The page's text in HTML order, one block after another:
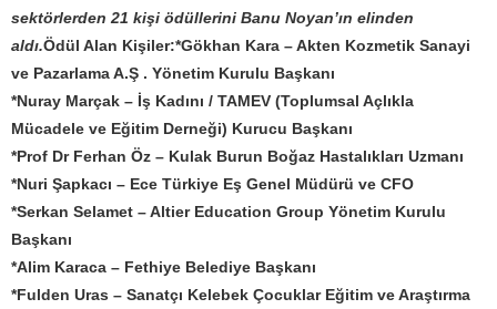
sektörlerden 21 kişi ödüllerini Banu Noyan’ın elinden
aldı.Ödül Alan Kişiler:*Gökhan Kara – Akten Kozmetik Sanayi
ve Pazarlama A.Ş . Yönetim Kurulu Başkanı
*Nuray Marçak – İş Kadını / TAMEV (Toplumsal Açlıkla
Mücadele ve Eğitim Derneği) Kurucu Başkanı
*Prof Dr Ferhan Öz – Kulak Burun Boğaz Hastalıkları Uzmanı
*Nuri Şapkacı – Ece Türkiye Eş Genel Müdürü ve CFO
*Serkan Selamet – Altier Education Group Yönetim Kurulu
Başkanı
*Alim Karaca – Fethiye Belediye Başkanı
*Fulden Uras – Sanatçı Kelebek Çocuklar Eğitim ve Araştırma